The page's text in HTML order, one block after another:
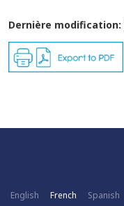
Dernière modification:
English French Spanish